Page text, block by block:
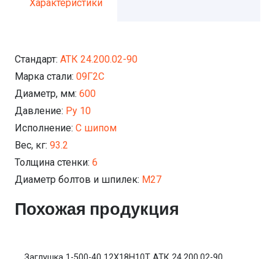
Характеристики
Стандарт: АТК 24.200.02-90
Марка стали: 09Г2С
Диаметр, мм: 600
Давление: Ру 10
Исполнение: С шипом
Вес, кг: 93.2
Толщина стенки: 6
Диаметр болтов и шпилек: М27
Похожая продукция